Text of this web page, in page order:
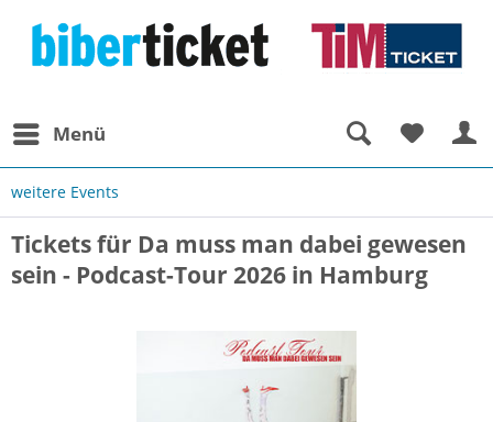
Menü
weitere Events
Tickets für Da muss man dabei gewesen
sein - Podcast-Tour 2026 in Hamburg